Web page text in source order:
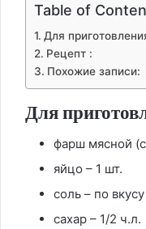
Table of
Для
Рецепт :
Похожие записи:
Для
фарш мясной
яйцо – 1 шт.
соль – по вкусу
сахар – 1/2 ч.л.